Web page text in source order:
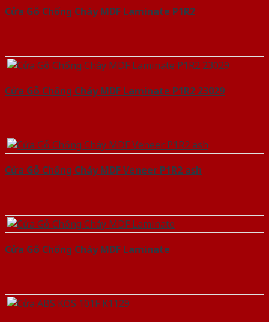
Cửa Gỗ Chống Cháy MDF Laminate P1R2
Cửa Gỗ Chống Cháy MDF Laminate P1R2 23029
Cửa Gỗ Chống Cháy MDF Veneer P1R2 ash
Cửa Gỗ Chống Cháy MDF Laminate